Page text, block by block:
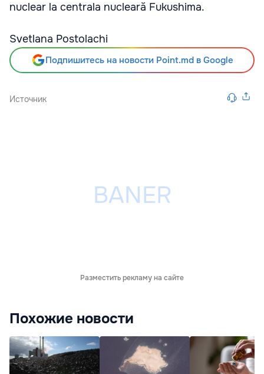
nuclear la centrala nucleară Fukushima.
Svetlana Postolachi
Подпишитесь на новости Point.md в Google
Источник
Разместить рекламу на сайте
Похожие новости